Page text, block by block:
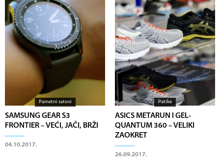
Pametni satovi
SAMSUNG GEAR S3
FRONTIER – VEĆI, JAČI, BRŽI
04.10.2017.
Patike
ASICS METARUN I GEL-
QUANTUM 360 – VELIKI
ZAOKRET
26.09.2017.